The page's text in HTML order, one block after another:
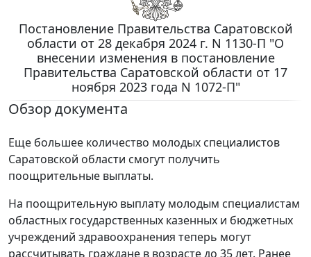
Постановление Правительства Саратовской
области от 28 декабря 2024 г. N 1130-П "О
внесении изменения в постановление
Правительства Саратовской области от 17
ноября 2023 года N 1072-П"
Обзор документа
Еще большее количество молодых специалистов
Саратовской области смогут получить
поощрительные выплаты.
На поощрительную выплату молодым специалистам
областных государственных казенных и бюджетных
учреждений здравоохранения теперь могут
рассчитывать граждане в возрасте до 35 лет. Ранее